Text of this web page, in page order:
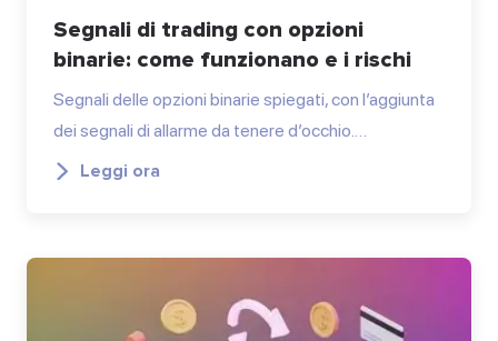
Segnali di trading con opzioni
binarie: come funzionano e i rischi
Segnali delle opzioni binarie spiegati, con l’aggiunta
dei segnali di allarme da tenere d’occhio.…
Leggi ora